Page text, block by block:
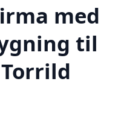
med
til